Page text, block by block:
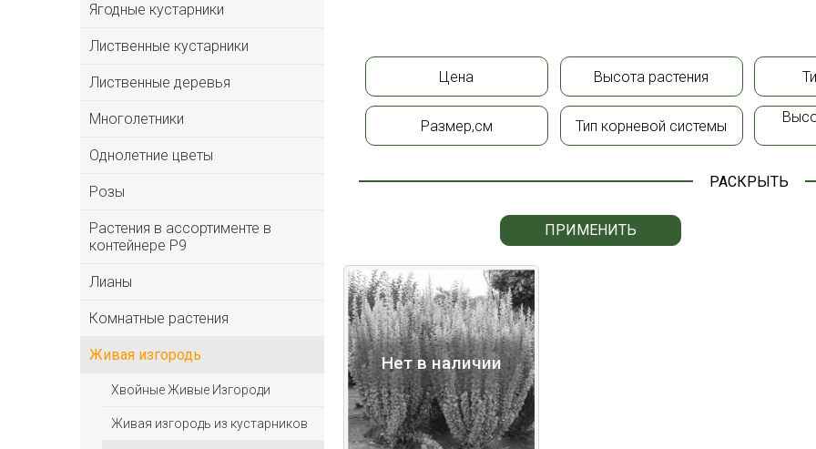
Ягодные кустарники
Лиственные кустарники
Лиственные деревья
Многолетники
Однолетние цветы
Розы
Растения в ассортименте в
контейнере P9
Лианы
Комнатные растения
Живая изгородь
Хвойные Живые Изгороди
Живая изгородь из кустарников
Цена Высота растения
Размер,см Тип корневой системы
РАСКРЫТЬ
ПРИМЕНИТЬ
Нет в наличии